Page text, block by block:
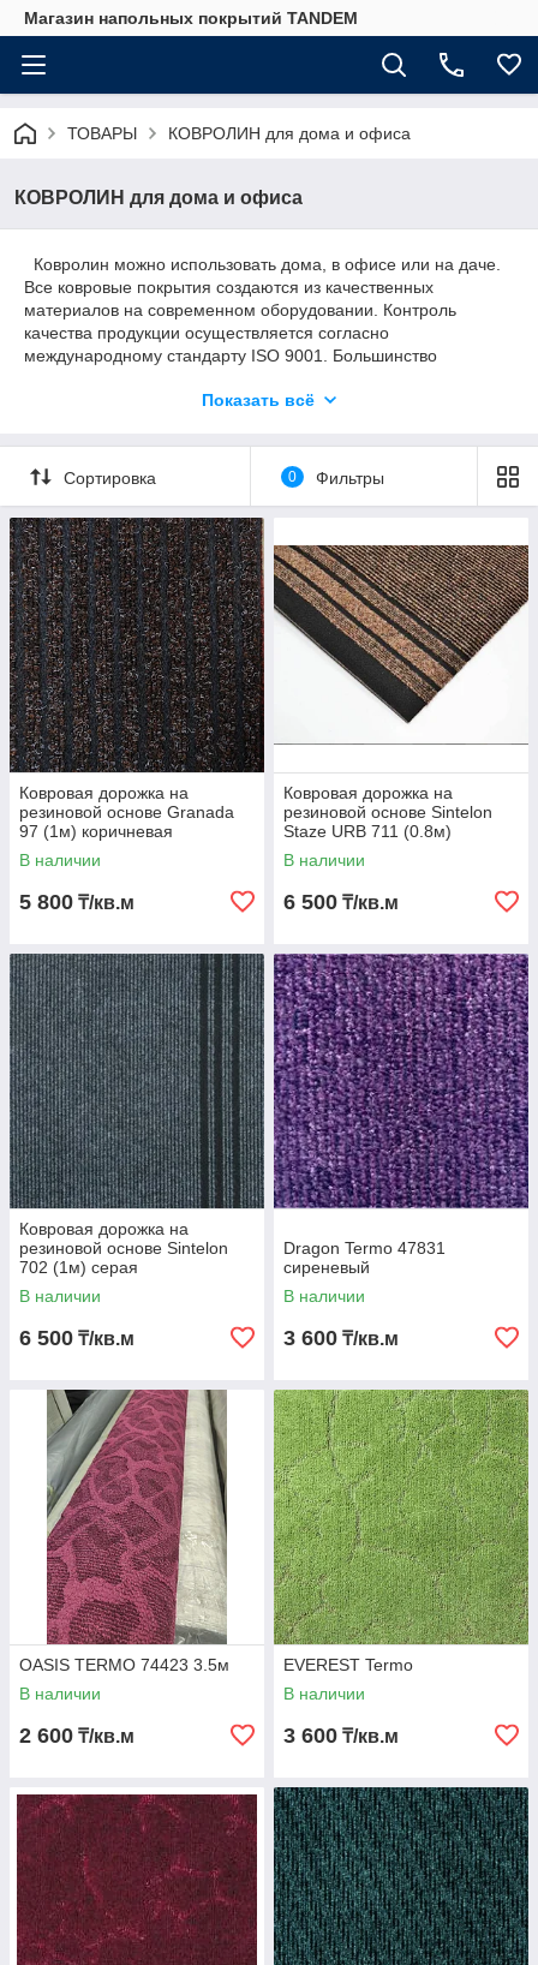
Магазин напольных покрытий TANDEM
ТОВАРЫ КОВРОЛИН для дома и офиса
КОВРОЛИН для дома и офиса
Ковролин можно использовать дома, в офисе или на даче.
Все ковровые покрытия создаются из качественных
материалов на современном оборудовании. Контроль
качества продукции осуществляется согласно
международному стандарту ISO 9001. Большинство
полипропилена на резиновой основе.
• форма ковровой дорожки
• стандартная палитра цветов
• легкий уход
• резиновая основа - легкая укладка и безопасность при
ходьбе
Показать всё
Сортировка 0 Фильтры
Ковровая дорожка на
резиновой основе Granada
97 (1м) коричневая
В наличии
5 800 ₸/кв.м
Ковровая дорожка на
резиновой основе Sintelon
Staze URB 711 (0.8м)
В наличии
6 500 ₸/кв.м
Ковровая дорожка на
резиновой основе Sintelon
702 (1м) серая
В наличии
6 500 ₸/кв.м
Dragon Termo 47831
сиреневый
В наличии
3 600 ₸/кв.м
OASIS TERMO 74423 3.5м
В наличии
2 600 ₸/кв.м
EVEREST Termo
В наличии
3 600 ₸/кв.м